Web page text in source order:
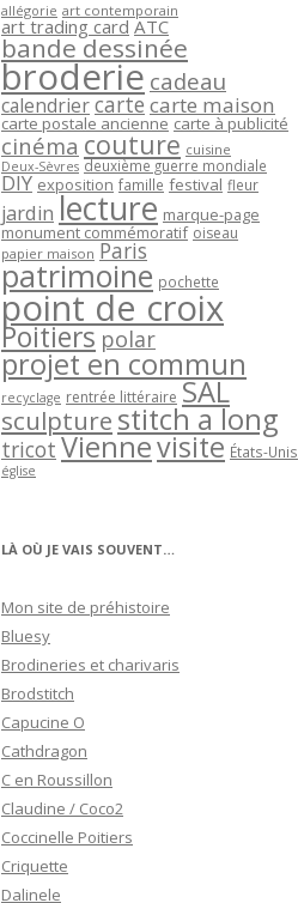
allégorie art contemporain
art trading card ATC
bande dessinée
broderie cadeau
calendriercartecarte maison
carte postale ancienne carte à publicité
cinéma couture cuisine
Deux-Sèvres deuxième guerre mondiale
DIY exposition famille festival fleur
jardin lecture marque-page
monument commémoratif oiseau
papier maison Paris
patrimoine pochette
point de croix
Poitiers polar
projet en commun
recyclage rentrée littéraire SAL
sculpture stitch a long
tricot Viennevisite États-Unis
église
LÀ OÙ JE VAIS SOUVENT…
Mon site de préhistoire
Bluesy
Brodineries et charivaris
Brodstitch
Capucine O
Cathdragon
C en Roussillon
Claudine / Coco2
Coccinelle Poitiers
Criquette
Dalinele